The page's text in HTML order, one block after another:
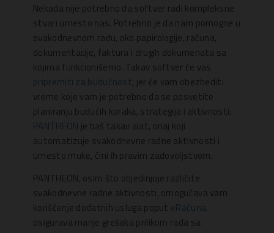
Nekada nije potrebno da softver radi kompleksne
stvari umesto nas. Potrebno je da nam pomogne u
svakodnevnom radu, oko papirologije, računa,
dokumentacije, faktura i drugih dokumenata sa
kojima funkcionišemo. Takav softver će vas
pripremiti za budućnost, jer će vam obezbediti
vreme koje vam je potrebno da se posvetite
planiranju budućih koraka, strategija i aktivnosti.
PANTHEON je baš takav alat, onaj koji
automatizuje svakodnevne radne aktivnosti i
umesto muke, čini ih pravim zadovoljstvom.
PANTHEON, osim što objedinjuje različite
svakodnevne radne aktivnosti, omogućava vam
korišćenje dodatnih usluga poput eRačuna,
osigurava manje grešaka prilikom rada sa